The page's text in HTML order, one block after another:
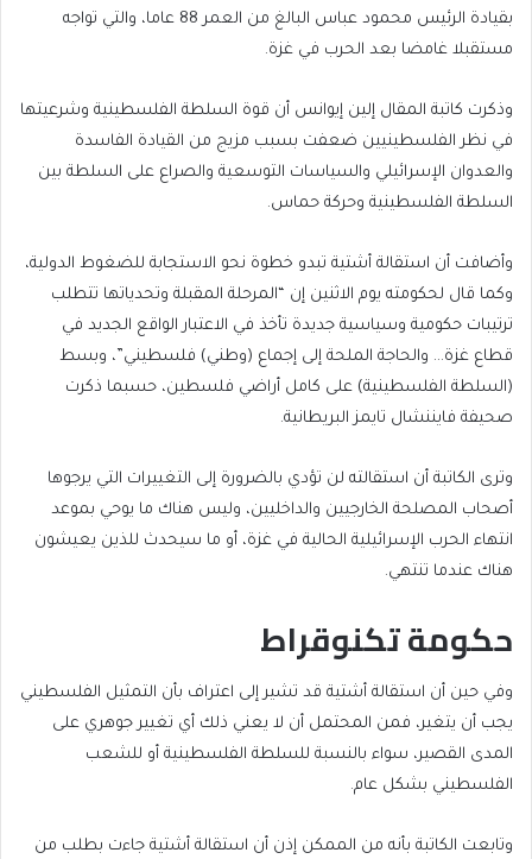
بقيادة الرئيس محمود عباس البالغ من العمر 88 عاما، والتي تواجه
مستقبلا غامضا بعد الحرب في غزة.
وذكرت كاتبة المقال إلين إيوانس أن قوة السلطة الفلسطينية وشرعيتها
في نظر الفلسطينيين ضعفت بسبب مزيج من القيادة الفاسدة
والعدوان الإسرائيلي والسياسات التوسعية والصراع على السلطة بين
السلطة الفلسطينية وحركة حماس.
وأضافت أن استقالة أشتية تبدو خطوة نحو الاستجابة للضغوط الدولية،
وكما قال لحكومته يوم الاثنين إن “المرحلة المقبلة وتحدياتها تتطلب
ترتيبات حكومية وسياسية جديدة تأخذ في الاعتبار الواقع الجديد في
قطاع غزة… والحاجة الملحة إلى إجماع (وطني) فلسطيني”، وبسط
(السلطة الفلسطينية) على كامل أراضي فلسطين، حسبما ذكرت
صحيفة فايننشال تايمز البريطانية.
وترى الكاتبة أن استقالته لن تؤدي بالضرورة إلى التغييرات التي يرجوها
أصحاب المصلحة الخارجيين والداخليين، وليس هناك ما يوحي بموعد
انتهاء الحرب الإسرائيلية الحالية في غزة، أو ما سيحدث للذين يعيشون
هناك عندما تنتهي.
حكومة تكنوقراط
وفي حين أن استقالة أشتية قد تشير إلى اعتراف بأن التمثيل الفلسطيني
يجب أن يتغير، فمن المحتمل أن لا يعني ذلك أي تغيير جوهري على
المدى القصير، سواء بالنسبة للسلطة الفلسطينية أو للشعب
الفلسطيني بشكل عام.
وتابعت الكاتبة بأنه من الممكن إذن أن استقالة أشتية جاءت بطلب من